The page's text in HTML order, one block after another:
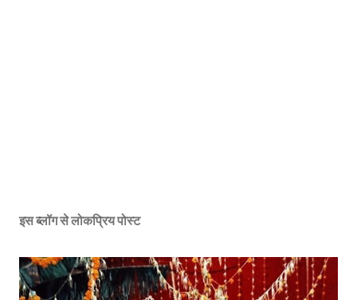
इस ब्लॉग से लोकप्रिय पोस्ट